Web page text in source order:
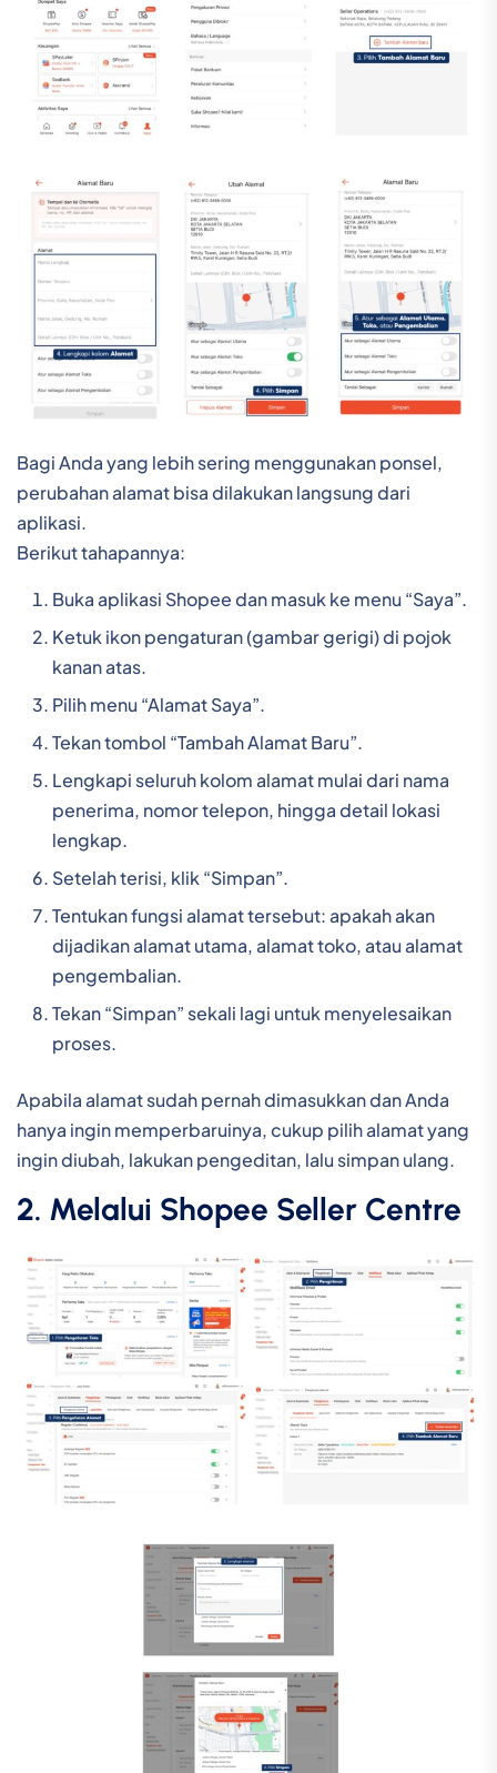
Bagi Anda yang lebih sering menggunakan ponsel,
perubahan alamat bisa dilakukan langsung dari
aplikasi.
Berikut tahapannya:
Buka aplikasi Shopee dan masuk ke menu “Saya”.
Ketuk ikon pengaturan (gambar gerigi) di pojok
kanan atas.
Pilih menu “Alamat Saya”.
Tekan tombol “Tambah Alamat Baru”.
Lengkapi seluruh kolom alamat mulai dari nama
penerima, nomor telepon, hingga detail lokasi
lengkap.
Setelah terisi, klik “Simpan”.
Tentukan fungsi alamat tersebut: apakah akan
dijadikan alamat utama, alamat toko, atau alamat
pengembalian.
Tekan “Simpan” sekali lagi untuk menyelesaikan
proses.
Apabila alamat sudah pernah dimasukkan dan Anda
hanya ingin memperbaruinya, cukup pilih alamat yang
ingin diubah, lakukan pengeditan, lalu simpan ulang.
2. Melalui Shopee Seller Centre